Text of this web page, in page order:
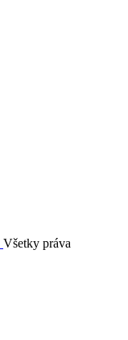
Všetky práva